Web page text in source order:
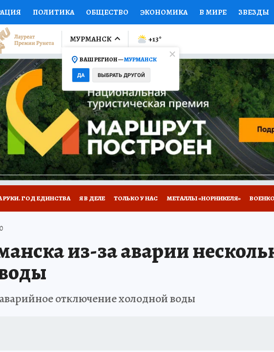
ПОЛИТИКА ОБЩЕСТВО ЭКОНОМИКА В МИРЕ ЗВЕЗДЫ
СПОРТ КОЛУМНИСТЫ ПРОИСШЕСТВИЯ НАЦИОНАЛЬНЫЕ
ФИНАНСЫ ОТКРЫВАЕМ МИР Я ЗНАЮ СЕМЬЯ ЖЕНСКИЕ
НА СПОРТ ПРОМОКОДЫ СЕРИАЛЫ СПЕЦПРОЕКТЫ ДЕФИЦИТ
ТЕЛЕВИЗОР КОЛЛЕКЦИИ КОНКУРСЫ РАБОТА У НАС
НОВОЕ НА САЙТЕ
МУРМАНСК
ВАШ РЕГИОН —МУРМАНСК
ДА ВЫБРАТЬ ДРУГОЙ
+13°
РУКИ. ГОД ЕДИНСТВА Я В ДЕЛЕ ТОЛЬКО У НАС МЕТАЛЛЫ «НОРНИКЕЛЯ»
АФИША ШКОЛА ЖУРНАЛИСТИКИ ИСПЫТАНО НА СЕБЕ
из-за аварии
отключение холодной воды